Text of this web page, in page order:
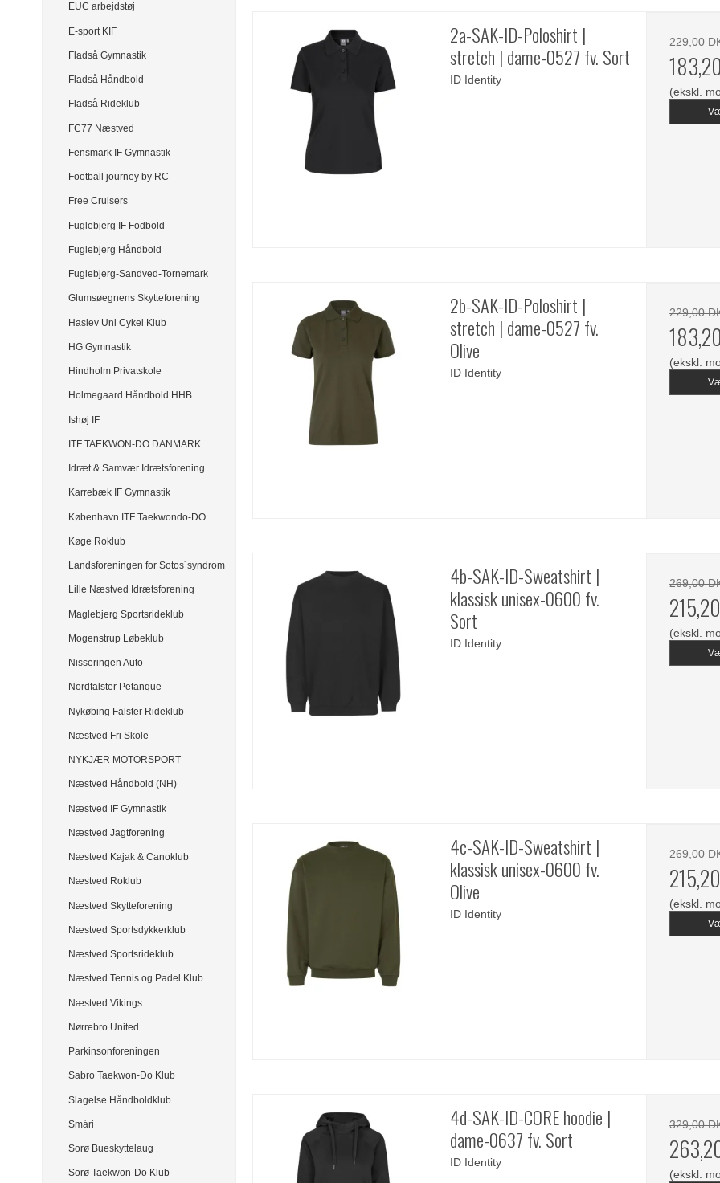
EUC arbejdstøj
E-sport KIF
Fladså Gymnastik
Fladså Håndbold
Fladså Rideklub
FC77 Næstved
Fensmark IF Gymnastik
Football journey by RC
Free Cruisers
Fuglebjerg IF Fodbold
Fuglebjerg Håndbold
Fuglebjerg-Sandved-Tornemark
Glumsøegnens Skytteforening
Haslev Uni Cykel Klub
HG Gymnastik
Hindholm Privatskole
Holmegaard Håndbold HHB
Ishøj IF
ITF TAEKWON-DO DANMARK
Idræt & Samvær Idrætsforening
Karrebæk IF Gymnastik
København ITF Taekwondo-DO
Køge Roklub
Landsforeningen for Sotos´syndrom
Lille Næstved Idrætsforening
Maglebjerg Sportsrideklub
Mogenstrup Løbeklub
Nisseringen Auto
Nordfalster Petanque
Nykøbing Falster Rideklub
Næstved Fri Skole
NYKJÆR MOTORSPORT
Næstved Håndbold (NH)
Næstved IF Gymnastik
Næstved Jagtforening
Næstved Kajak & Canoklub
Næstved Roklub
Næstved Skytteforening
Næstved Sportsdykkerklub
Næstved Sportsrideklub
Næstved Tennis og Padel Klub
Næstved Vikings
Nørrebro United
Parkinsonforeningen
Sabro Taekwon-Do Klub
Slagelse Håndboldklub
Smári
Sorø Bueskyttelaug
Sorø Taekwon-Do Klub
2a-SAK-ID-Poloshirt |
stretch | dame-0527 fv. Sort
ID Identity
229,00
(ekskl.
2b-SAK-ID-Poloshirt |
stretch | dame-0527 fv.
Olive
ID Identity
229,00
(ekskl.
4b-SAK-ID-Sweatshirt |
klassisk unisex-0600 fv.
Sort
ID Identity
269,00
(ekskl.
4c-SAK-ID-Sweatshirt |
klassisk unisex-0600 fv.
Olive
ID Identity
269,00
(ekskl.
4d-SAK-ID-CORE hoodie |
dame-0637 fv. Sort
ID Identity
329,00
(ekskl.